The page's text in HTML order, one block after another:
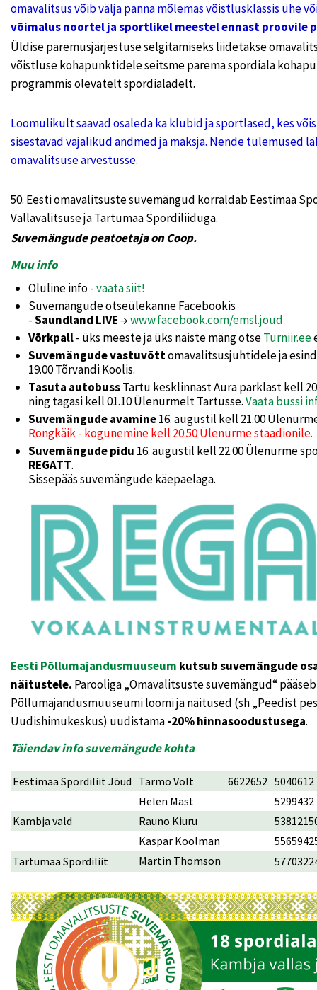
omavalitsus võib välja panna mõlemas võistlusklassis ühe
võimalus noortel ja sportlikel meestel ennast proovile
Üldise paremusjärjestuse selgitamiseks liidetakse
võistluse kohapunktidele seitsme parema spordiala
programmis olevatelt spordialadelt.
Loomulikult saavad osaleda ka klubid ja sportlased, kes
sisestavad vajalikud andmed ja maksja. Nende tulemused
omavalitsuse arvestusse.
50. Eesti omavalitsuste suvemängud korraldab Eestimaa
Vallavalitsuse ja Tartumaa Spordiliiduga.
Suvemängude peatoetaja on Coop.
Muu info
Oluline info -vaata siit!
Suvemängude otseülekanne Facebookis
-Saundland LIVE→www.facebook.com/emsl.joud
Võrkpall- üks meeste ja üks naiste mäng otseTurniir.ee
Suvemängude vastuvõttomavalitsusjuhtidele ja
19.00 Tõrvandi Koolis.
Tasuta autobussTartu kesklinnast Aura parklast kell
ning tagasi kell 01.10 Ülenurmelt Tartusse.Vaata bussi
Suvemängude avamine16. augustil kell 21.00
Rongkäik - kogunemine kell 20.50 Ülenurme staadionile.
Suvemängude pidu 16. augustil kell 22.00 Ülenurme
REGATT.
Sissepääs suvemängude käepaelaga.
Eesti Põllumajandusmuuseum kutsub suvemängude
näitustele. Parooliga „Omavalitsuste suvemängud“
Põllumajandusmuuseumi loomi ja näitused (sh „Peedist
Uudishimukeskus) uudistama-20% hinnasoodustusega.
Täiendav info suvemängude kohta
Eestimaa Spordiliit Jõud Tarmo Volt 6622652 5040612
Helen Mast
5299432
Kambja vald
Rauno Kiuru
Kaspar Koolman
Tartumaa Spordiliit
Martin Thomson